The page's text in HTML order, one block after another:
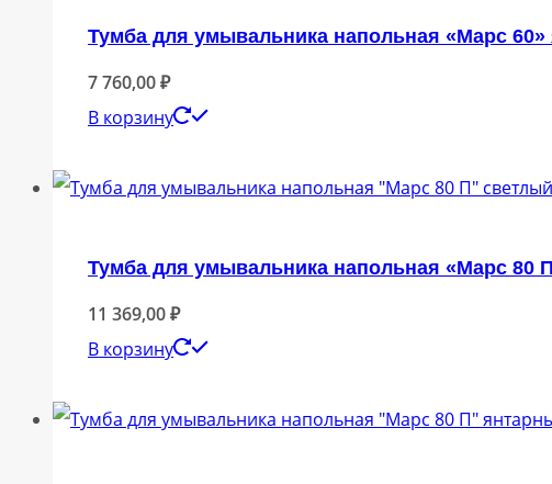
Тумба для умывальника напольная «Марс
7 760,00₽
В корзину
Тумба для умывальника напольная «Марс 80
11 369,00₽
В корзину